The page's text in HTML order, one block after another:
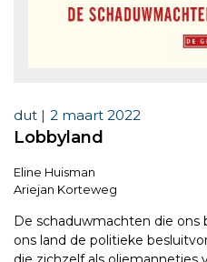
dut | 2 maart 2022
Lobbyland
Eline Huisman
Ariejan Korteweg
De schaduwmachten die
ons land de politieke